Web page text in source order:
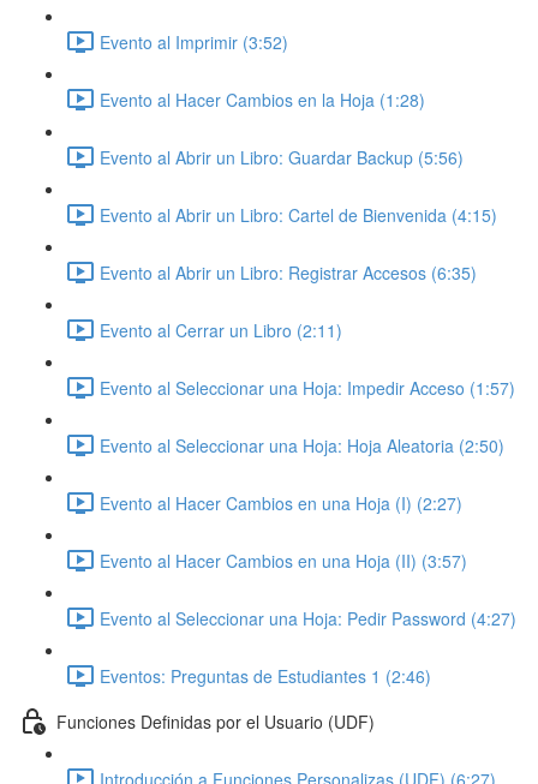
Evento al Imprimir (3:52)
Evento al Hacer Cambios en la Hoja (1:28)
Evento al Abrir un Libro: Guardar Backup (5:56)
Evento al Abrir un Libro: Cartel de Bienvenida (4:15)
Evento al Abrir un Libro: Registrar Accesos (6:35)
Evento al Cerrar un Libro (2:11)
Evento al Seleccionar una Hoja: Impedir Acceso (1:57)
Evento al Seleccionar una Hoja: Hoja Aleatoria (2:50)
Evento al Hacer Cambios en una Hoja (I) (2:27)
Evento al Hacer Cambios en una Hoja (II) (3:57)
Evento al Seleccionar una Hoja: Pedir Password (4:27)
Eventos: Preguntas de Estudiantes 1 (2:46)
Funciones Definidas por el Usuario (UDF)
Introducción a Funciones Personalizas (UDF) (6:27)